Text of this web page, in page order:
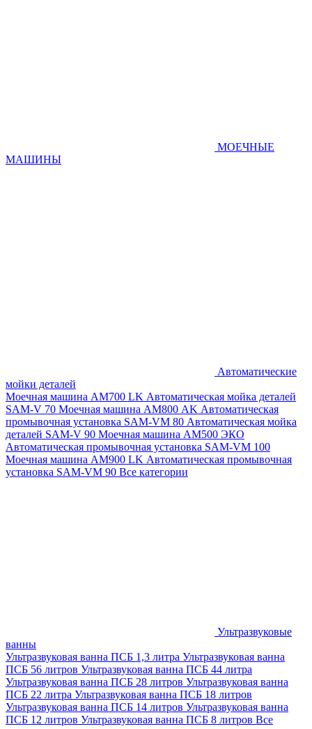
МОЕЧНЫЕ
МАШИНЫ
Автоматические
мойки деталей
Моечная машина AM700 LK Автоматическая мойка деталей
SAM-V 70 Моечная машина АМ800 AK Автоматическая
промывочная установка SAM-VM 80 Автоматическая мойка
деталей SAM-V 90 Моечная машина АМ500 ЭКО
Автоматическая промывочная установка SAM-VM 100
Моечная машина AM900 LK Автоматическая промывочная
установка SAM-VM 90 Все категории
Ультразвуковые
ванны
Ультразвуковая ванна ПСБ 1,3 литра Ультразвуковая ванна
ПСБ 56 литров Ультразвуковая ванна ПСБ 44 литра
Ультразвуковая ванна ПСБ 28 литров Ультразвуковая ванна
ПСБ 22 литра Ультразвуковая ванна ПСБ 18 литров
Ультразвуковая ванна ПСБ 14 литров Ультразвуковая ванна
ПСБ 12 литров Ультразвуковая ванна ПСБ 8 литров Все